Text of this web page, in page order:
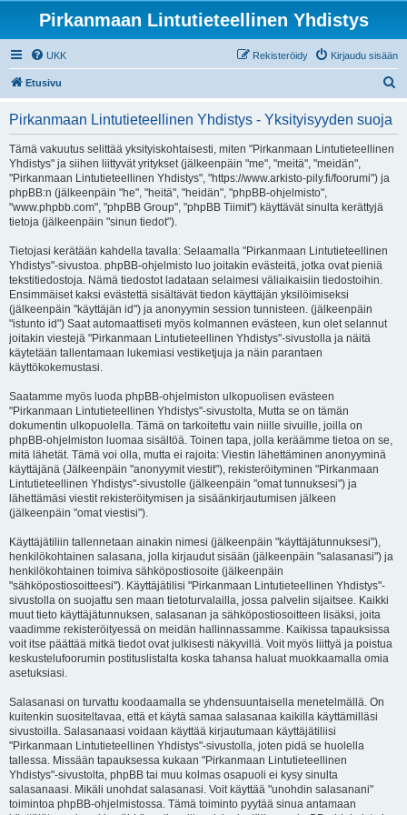
Pirkanmaan Lintutieteellinen Yhdistys
UKK Kirjaudu sisään
Rekisteröidy
Etusivu
Pirkanmaan Lintutieteellinen Yhdistys - Yksityisyyden suoja
Tämä vakuutus selittää yksityiskohtaisesti, miten "Pirkanmaan Lintutieteellinen
Yhdistys" ja siihen liittyvät yritykset (jälkeenpäin "me", "meitä", "meidän",
"Pirkanmaan Lintutieteellinen Yhdistys", "https://www.arkisto-pily.fi/foorumi") ja
phpBB:n (jälkeenpäin "he", "heitä", "heidän", "phpBB-ohjelmisto",
"www.phpbb.com", "phpBB Group", "phpBB Tiimit") käyttävät sinulta kerättyjä
tietoja (jälkeenpäin "sinun tiedot").
Tietojasi kerätään kahdella tavalla: Selaamalla "Pirkanmaan Lintutieteellinen
Yhdistys"-sivustoa. phpBB-ohjelmisto luo joitakin evästeitä, jotka ovat pieniä
tekstitiedostoja. Nämä tiedostot ladataan selaimesi väliaikaisiin tiedostoihin.
Ensimmäiset kaksi evästettä sisältävät tiedon käyttäjän yksilöimiseksi
(jälkeenpäin "käyttäjän id") ja anonyymin session tunnisteen. (jälkeenpäin
"istunto id") Saat automaattiseti myös kolmannen evästeen, kun olet selannut
joitakin viestejä "Pirkanmaan Lintutieteellinen Yhdistys"-sivustolla ja näitä
käytetään tallentamaan lukemiasi vestiketjuja ja näin parantaen
käyttökokemustasi.
Saatamme myös luoda phpBB-ohjelmiston ulkopuolisen evästeen
"Pirkanmaan Lintutieteellinen Yhdistys"-sivustolta, Mutta se on tämän
dokumentin ulkopuolella. Tämä on tarkoitettu vain niille sivuille, joilla on
phpBB-ohjelmiston luomaa sisältöä. Toinen tapa, jolla keräämme tietoa on se,
mitä lähetät. Tämä voi olla, mutta ei rajoita: Viestin lähettäminen anonyyminä
käyttäjänä (Jälkeenpäin "anonyymit viestit"), rekisteröityminen "Pirkanmaan
Lintutieteellinen Yhdistys"-sivustolle (jälkeenpäin "omat tunnuksesi") ja
lähettämäsi viestit rekisteröitymisen ja sisäänkirjautumisen jälkeen
(jälkeenpäin "omat viestisi").
Käyttäjätiliin tallennetaan ainakin nimesi (jälkeenpäin "käyttäjätunnuksesi"),
henkilökohtainen salasana, jolla kirjaudut sisään (jälkeenpäin "salasanasi") ja
henkilökohtainen toimiva sähköpostiosoite (jälkeenpäin
"sähköpostiosoitteesi"). Käyttäjätilisi "Pirkanmaan Lintutieteellinen Yhdistys"-
sivustolla on suojattu sen maan tietoturvalailla, jossa palvelin sijaitsee. Kaikki
muut tieto käyttäjätunnuksen, salasanan ja sähköpostiosoitteen lisäksi, joita
vaadimme rekisteröityessä on meidän hallinnassamme. Kaikissa tapauksissa
voit itse päättää mitkä tiedot ovat julkisesti näkyvillä. Voit myös liittyä ja poistua
keskustelufoorumin postituslistalta koska tahansa haluat muokkaamalla omia
asetuksiasi.
Salasanasi on turvattu koodaamalla se yhdensuuntaisella menetelmällä. On
kuitenkin suositeltavaa, että et käytä samaa salasanaa kaikilla käyttämilläsi
sivustoilla. Salasanaasi voidaan käyttää kirjautumaan käyttäjätiliisi
"Pirkanmaan Lintutieteellinen Yhdistys"-sivustolla, joten pidä se huolella
tallessa. Missään tapauksessa kukaan "Pirkanmaan Lintutieteellinen
Yhdistys"-sivustolta, phpBB tai muu kolmas osapuoli ei kysy sinulta
salasanaasi. Mikäli unohdat salasanasi. Voit käyttää "unohdin salasanani"
toimintoa phpBB-ohjelmistossa. Tämä toiminto pyytää sinua antamaan